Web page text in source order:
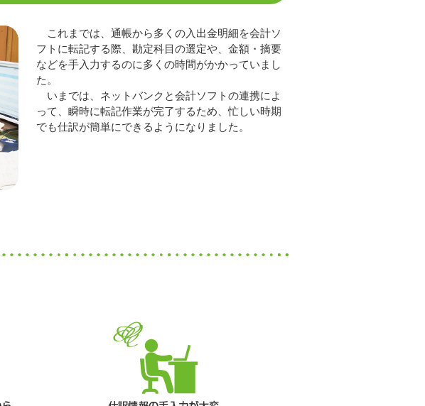
これまでは、通帳から多くの入出金明細を会計ソ
フトに転記する際、勘定科目の選定や、金額・摘要
などを手入力するのに多くの時間がかかっていまし
た。
いまでは、ネットバンクと会計ソフトの連携によ
って、瞬時に転記作業が完了するため、忙しい時期
でも仕訳が簡単にできるようになりました。